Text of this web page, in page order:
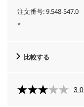
注文番号:9.548-547.0
*
比較する
3.0